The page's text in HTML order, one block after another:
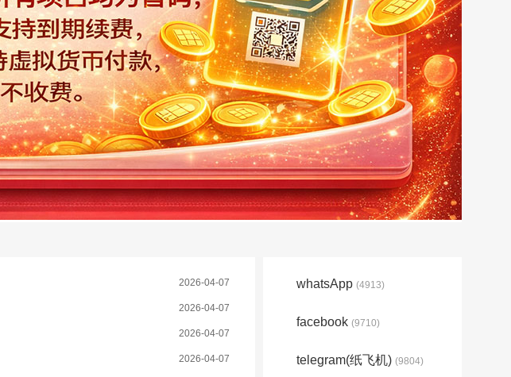
2026-04-07
2026-04-07
2026-04-07
2026-04-07
whatsApp (4913)
facebook (9710)
telegram(纸飞机) (9804)